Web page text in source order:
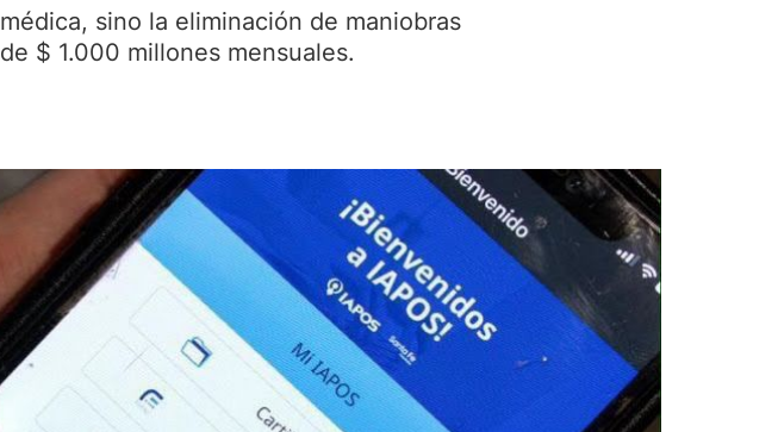
sino la eliminación de maniobras
$ 1.000 millones mensuales.